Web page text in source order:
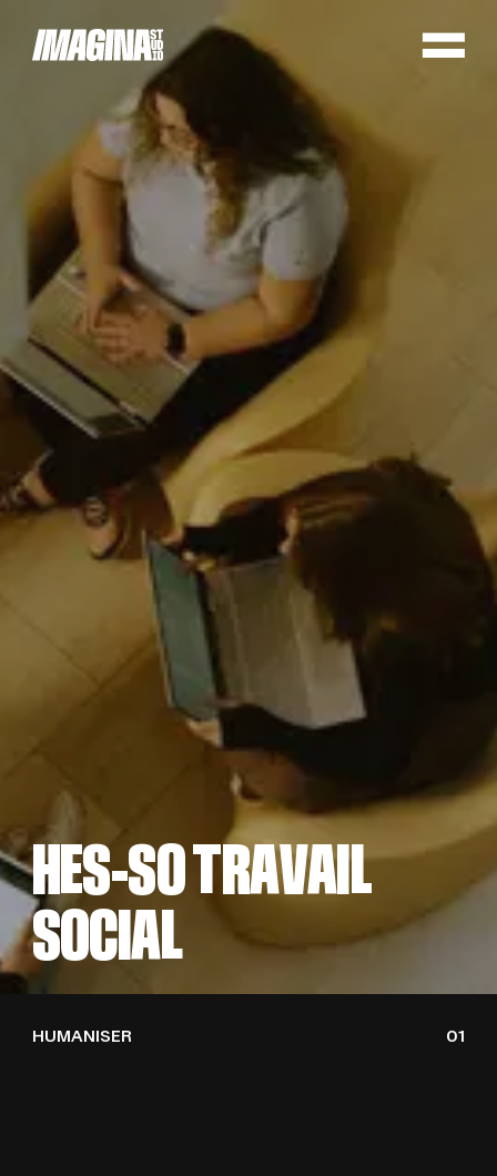
HES-S
O T
RAVAI
L
S
O
C
I
A
L
HES-SO TRAVAIL
HUMANISER 01